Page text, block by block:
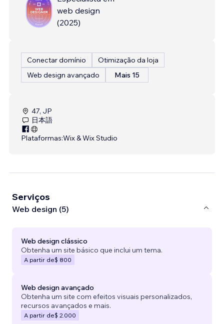
web design
(2025)
Conectar domínio
Otimização da loja
Web design avançado
Mais 15
47, JP
日本語
Plataformas:Wix & Wix Studio
Serviços
Web design (5)
Web design clássico
Obtenha um site básico que inclui um tema.
A partir de$ 800
Web design avançado
Obtenha um site com efeitos visuais personalizados,
recursos avançados e mais.
A partir de$ 2.000